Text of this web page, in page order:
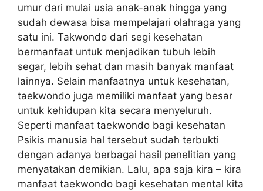
umur dari mulai usia anak-anak hingga yang
sudah dewasa bisa mempelajari olahraga yang
satu ini. Takwondo dari segi kesehatan
bermanfaat untuk menjadikan tubuh lebih
segar, lebih sehat dan masih banyak manfaat
lainnya. Selain manfaatnya untuk kesehatan,
taekwondo juga memiliki manfaat yang besar
untuk kehidupan kita secara menyeluruh.
Seperti manfaat taekwondo bagi kesehatan
Psikis manusia hal tersebut sudah terbukti
dengan adanya berbagai hasil penelitian yang
menyatakan demikian. Lalu, apa saja kira – kira
manfaat taekwondo bagi kesehatan mental kita